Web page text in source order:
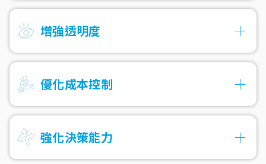
增強透明度
優化成本控制
強化決策能力